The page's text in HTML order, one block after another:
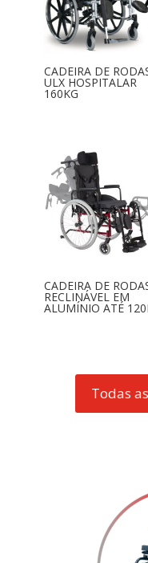
CADEIRA DE
ULX HOSPITALAR
160KG
CADEIRA DE
RECLINÁVEL EM
ALUMÍNIO ATÉ
Todas